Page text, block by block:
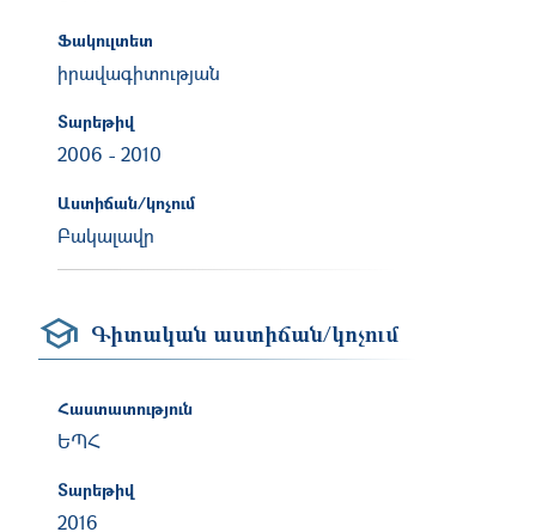
Ֆակուլտետ
իրավագիտության
Տարեթիվ
2006 - 2010
Աստիճան/կոչում
Բակալավր
Գիտական աստիճան/կոչում
Հաստատություն
ԵՊՀ
Տարեթիվ
2016